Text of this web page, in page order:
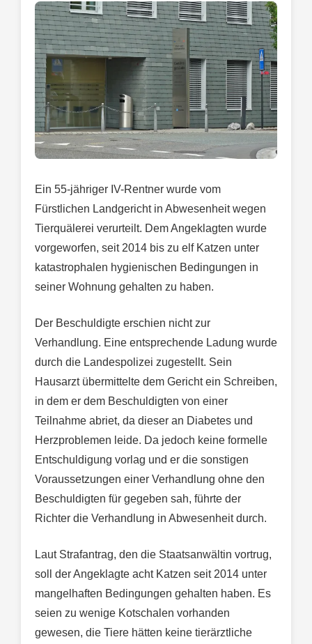
Ein 55-jähriger IV-Rentner wurde vom
Fürstlichen Landgericht in Abwesenheit wegen
Tierquälerei verurteilt. Dem Angeklagten wurde
vorgeworfen, seit 2014 bis zu elf Katzen unter
katastrophalen hygienischen Bedingungen in
seiner Wohnung gehalten zu haben.
Der Beschuldigte erschien nicht zur
Verhandlung. Eine entsprechende Ladung wurde
durch die Landespolizei zugestellt. Sein
Hausarzt übermittelte dem Gericht ein Schreiben,
in dem er dem Beschuldigten von einer
Teilnahme abriet, da dieser an Diabetes und
Herzproblemen leide. Da jedoch keine formelle
Entschuldigung vorlag und er die sonstigen
Voraussetzungen einer Verhandlung ohne den
Beschuldigten für gegeben sah, führte der
Richter die Verhandlung in Abwesenheit durch.
Laut Strafantrag, den die Staatsanwältin vortrug,
soll der Angeklagte acht Katzen seit 2014 unter
mangelhaften Bedingungen gehalten haben. Es
seien zu wenige Kotschalen vorhanden
gewesen, die Tiere hätten keine tierärztliche